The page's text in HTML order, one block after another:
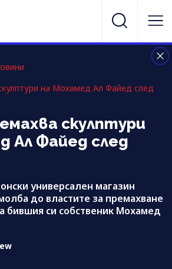
на Мохамед Ал Файед след
скулптури
Ал Файед след
универсален магазин
до властите за премахване
бившия си собственик Мохамед